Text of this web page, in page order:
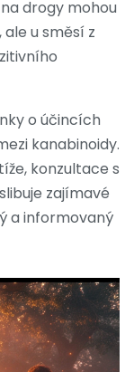
drogy mohou
u směsí z
o účincích
kanabinoidy.
konzultace s
zajímavé
a informovaný